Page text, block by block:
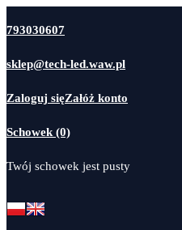
793030607
sklep@tech-led.waw.pl
Zaloguj sięZałóż konto
Schowek (0)
Twój schowek jest pusty